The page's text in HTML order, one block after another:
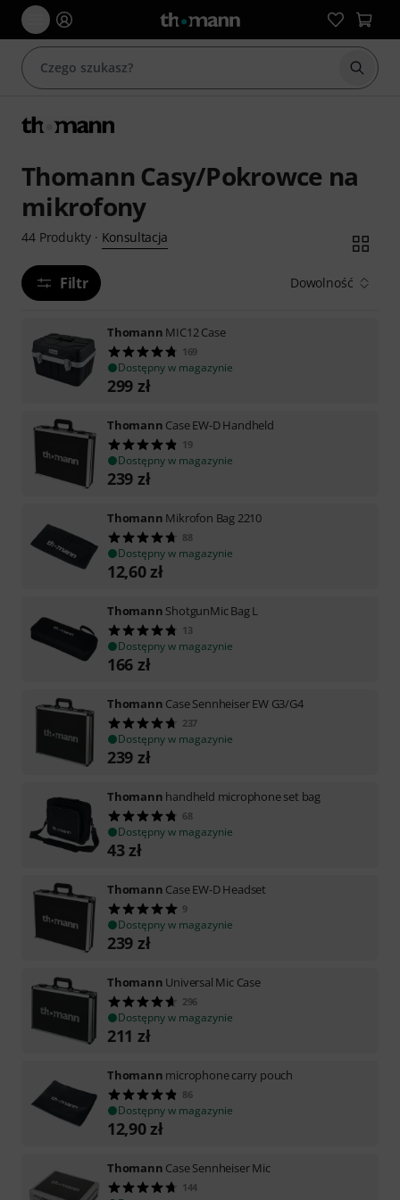
Thomann Casy/Pokrowce na
mikrofony
44 Produkty· Konsultacja
Filtr Dowolność
Thomann MIC12 Case
169
Dostępny w magazynie
299 zł
Thomann Case EW-D Handheld
19
Dostępny w magazynie
239 zł
Thomann Mikrofon Bag 2210
88
Dostępny w magazynie
12,60zł
Thomann ShotgunMic Bag L
13
Dostępny w magazynie
166 zł
Thomann Case Sennheiser EW G3/G4
237
Dostępny w magazynie
239 zł
Thomann handheld microphone set bag
68
Dostępny w magazynie
43zł
Thomann Case EW-D Headset
9
Dostępny w magazynie
239 zł
Thomann Universal Mic Case
296
Dostępny w magazynie
211 zł
Thomann microphone carry pouch
86
Dostępny w magazynie
12,90zł
Thomann Case Sennheiser Mic
144